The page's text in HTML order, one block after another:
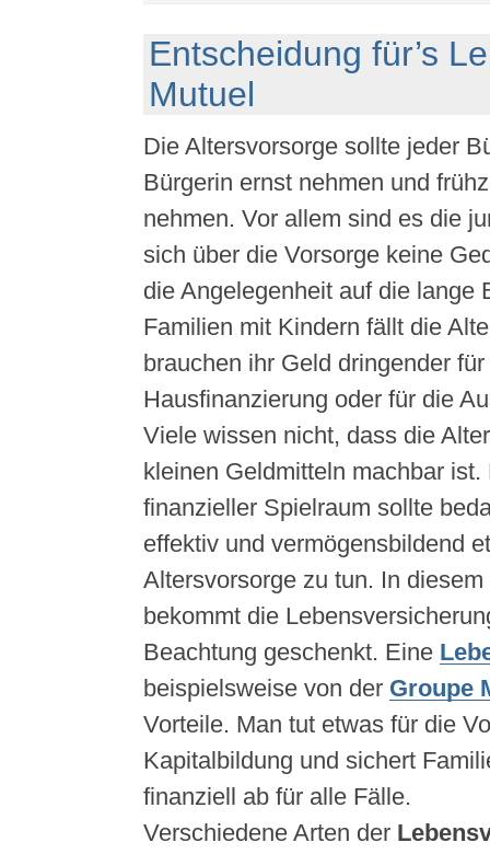
Entscheidung für’s
Mutuel
Die Altersvorsorge sollte jeder
Bürgerin ernst nehmen und
nehmen. Vor allem sind es die
sich über die Vorsorge keine
die Angelegenheit auf die lange
Familien mit Kindern fällt die
brauchen ihr Geld dringender für
Hausfinanzierung oder für die
Viele wissen nicht, dass die
kleinen Geldmitteln machbar ist.
finanzieller Spielraum sollte
effektiv und vermögensbildend
Altersvorsorge zu tun. In
bekommt die
Beachtung geschenkt. Eine
beispielsweise von der Groupe
Vorteile. Man tut etwas für die
Kapitalbildung und sichert
finanziell ab für alle Fälle.
Verschiedene Arten der